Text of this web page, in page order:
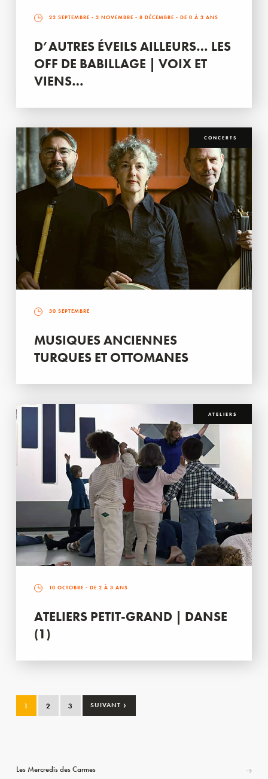
22 SEPTEMBRE - 3 NOVEMBRE - 8 DÉCEMBRE - DE 0 À 3 ANS
D’AUTRES ÉVEILS AILLEURS… LES
OFF DE BABILLAGE | VOIX ET
VIENS…
CONCERTS
30 SEPTEMBRE
MUSIQUES ANCIENNES
TURQUES ET OTTOMANES
ATELIERS
10 OCTOBRE - DE 2 À 3 ANS
ATELIERS PETIT-GRAND | DANSE
(1)
1 2 3 SUIVANT ›
Les Mercredis des Carmes